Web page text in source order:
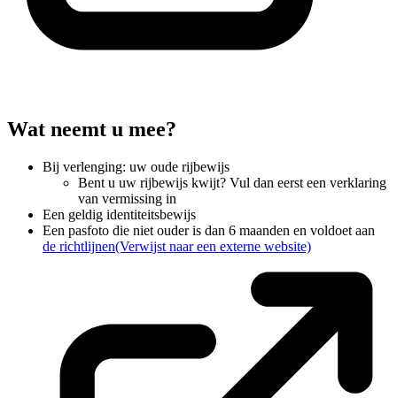
Wat neemt u mee?
Bij verlenging: uw oude rijbewijs
Bent u uw rijbewijs kwijt? Vul dan eerst een verklaring
van vermissing in
Een geldig identiteitsbewijs
Een pasfoto die niet ouder is dan 6 maanden en voldoet aan
de richtlijnen(Verwijst naar een externe website)